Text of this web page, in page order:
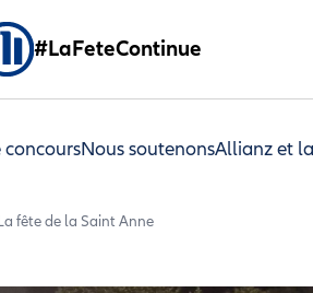
#LaFeteContinue
concoursNous soutenonsAllianz et
fête de la Saint Anne